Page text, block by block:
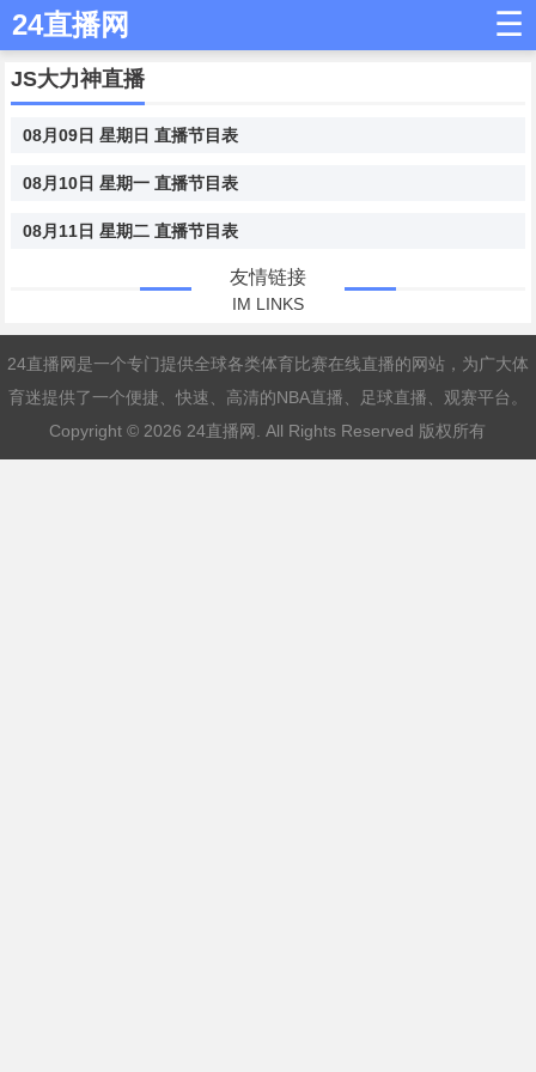
24直播网 ☰
JS大力神直播
08月09日 星期日 直播节目表
08月10日 星期一 直播节目表
08月11日 星期二 直播节目表
友情链接
IM LINKS
24直播网是一个专门提供全球各类体育比赛在线直播的网站，为广大体
育迷提供了一个便捷、快速、高清的NBA直播、足球直播、观赛平台。
Copyright © 2026 24直播网 . All Rights Reserved 版权所有